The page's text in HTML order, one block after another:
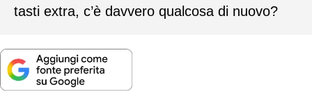
tasti extra, c’è davvero qualcosa di nuovo?